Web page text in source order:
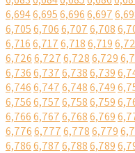
6,6946,6956,6966,697
6,7056,7066,7076,708
6,7166,7176,7186,719
6,7266,7276,7286,729
6,7366,7376,7386,739
6,7466,7476,7486,749
6,7566,7576,7586,759
6,7666,7676,7686,769
6,7766,7776,7786,779
6,7866,7876,7886,789